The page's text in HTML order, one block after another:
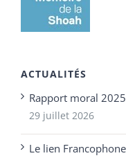
ACTUALITÉS
Rapport moral 2025
29 juillet 2026
Le lien